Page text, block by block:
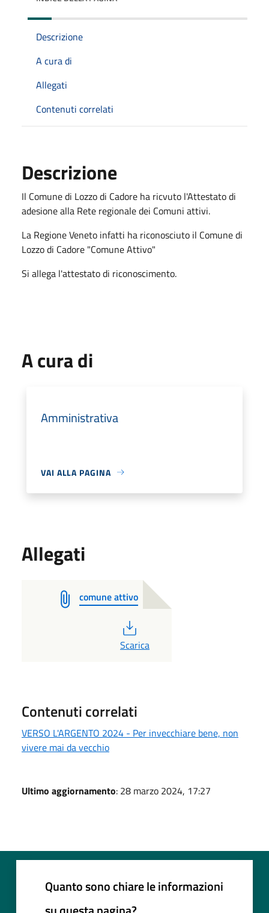
Descrizione
A cura di
Allegati
Contenuti correlati
Descrizione
Il Comune di Lozzo di Cadore ha ricvuto l'Attestato di
adesione alla Rete regionale dei Comuni attivi.
La Regione Veneto infatti ha riconosciuto il Comune di
Lozzo di Cadore "Comune Attivo"
Si allega l'attestato di riconoscimento.
A cura di
Amministrativa
VAI ALLA PAGINA
Allegati
comune attivo
PDF
Scarica
Contenuti correlati
VERSO L'ARGENTO 2024 - Per invecchiare bene, non
vivere mai da vecchio
Ultimo aggiornamento: 28 marzo 2024, 17:27
Quanto sono chiare le informazioni